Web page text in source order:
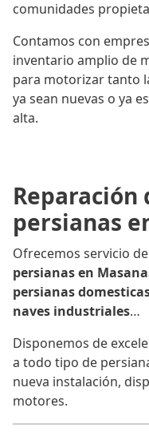
comunidades
Contamos con
inventario amplio de
para motorizar tanto
ya sean nuevas o ya
alta.
Reparación
persianas
Ofrecemos servicio de
persianas en
persianas
naves industriales…
Disponemos de
a todo tipo de
nueva instalación,
motores.